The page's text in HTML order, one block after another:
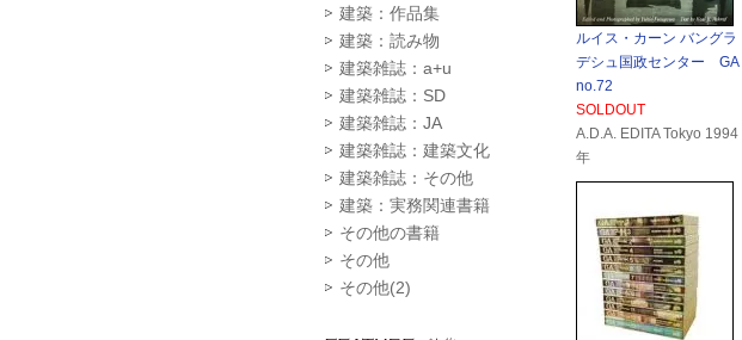
建築：作品集
建築：読み物
建築雑誌：a+u
建築雑誌：SD
建築雑誌：JA
建築雑誌：建築文化
建築雑誌：その他
建築：実務関連書籍
その他の書籍
その他
その他(2)
ルイス・カーン バングラ
デシュ国政センター GA
no.72
SOLDOUT
A.D.A. EDITA Tokyo 1994
年